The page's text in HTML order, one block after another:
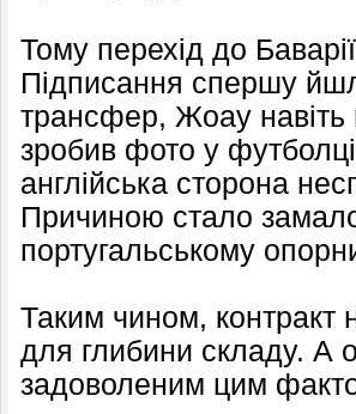
Тому перехід до
Підписання спершу
трансфер, Жоау навіть
зробив фото у футболці
англійська сторона
Причиною стало
португальському
Таким чином, контракт
для глибини складу. А
задоволеним цим